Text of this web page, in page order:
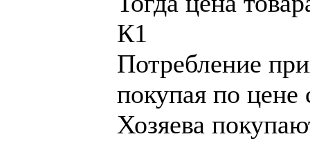
К1
Потребление
покупая по цене
Хозяева